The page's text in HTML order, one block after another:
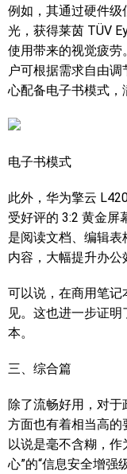
例如，其通过硬件级
光，获得莱茵 TÜV
使用带来的视觉疲
户可根据需求自由
心配备电子书模式，
电子书模式
此外，华为擎云
受好评的 3:2 黄金屏
是阅读文档、编辑
内容，大幅提升办公
可以说，在商用笔
见。这也进一步证
本。
三、综合篇
除了流畅好用，对
方面也有着相当高
以说是毫不含糊，作
心”的“信息安全增强